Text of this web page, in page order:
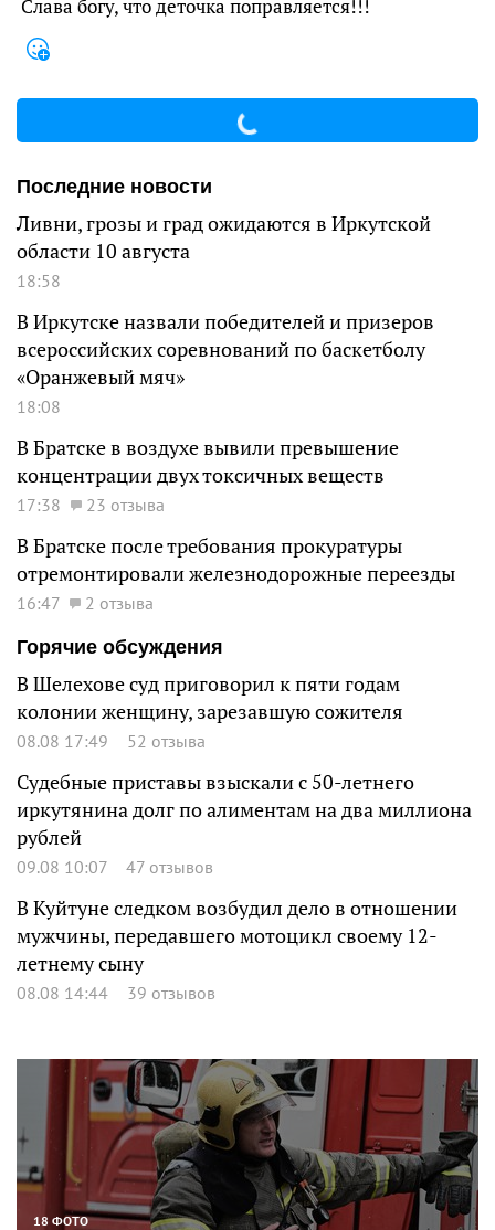
Слава богу, что деточка поправляется!!!
Последние новости
Ливни, грозы и град ожидаются в Иркутской
области 10 августа
18:58
В Иркутске назвали победителей и призеров
всероссийских соревнований по баскетболу
«Оранжевый мяч»
18:08
В Братске в воздухе вывили превышение
концентрации двух токсичных веществ
17:38 23 отзыва
В Братске после требования прокуратуры
отремонтировали железнодорожные переезды
16:47
2 отзыва
Горячие обсуждения
В Шелехове суд приговорил к пяти годам
колонии женщину, зарезавшую сожителя
08.08 17:49 52 отзыва
Судебные приставы взыскали с 50-летнего
иркутянина долг по алиментам на два миллиона
рублей
09.08 10:07 47 отзывов
В Куйтуне следком возбудил дело в отношении
мужчины, передавшего мотоцикл своему 12-
летнему сыну
08.08 14:44 39 отзывов
18 ФОТО